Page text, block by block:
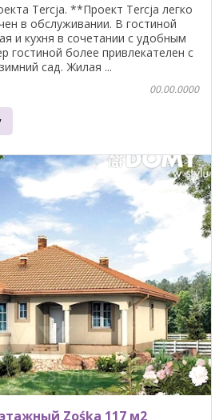
Tercja. **Проект Tercja легко
в обслуживании. В гостиной
и кухня в сочетании с удобным
гостиной более привлекателен с
сад. Жилая ...
00.00.0000
Zośka 117 м2